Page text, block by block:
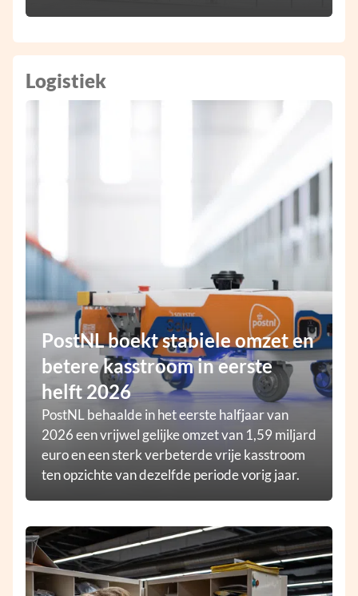
Logistiek
PostNL boekt stabiele omzet en
betere kasstroom in eerste
helft 2026
PostNL behaalde in het eerste halfjaar van
2026 een vrijwel gelijke omzet van 1,59 miljard
euro en een sterk verbeterde vrije kasstroom
ten opzichte van dezelfde periode vorig jaar.